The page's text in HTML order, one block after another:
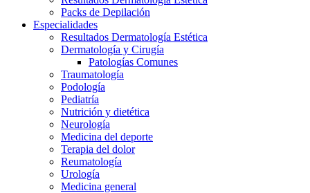
Packs de Depilación
Especialidades
Resultados Dermatología Estética
Dermatología y Cirugía
Patologías Comunes
Traumatología
Podología
Pediatría
Nutrición y dietética
Neurología
Medicina del deporte
Terapia del dolor
Reumatología
Urología
Medicina general